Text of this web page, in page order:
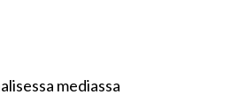
mediassa